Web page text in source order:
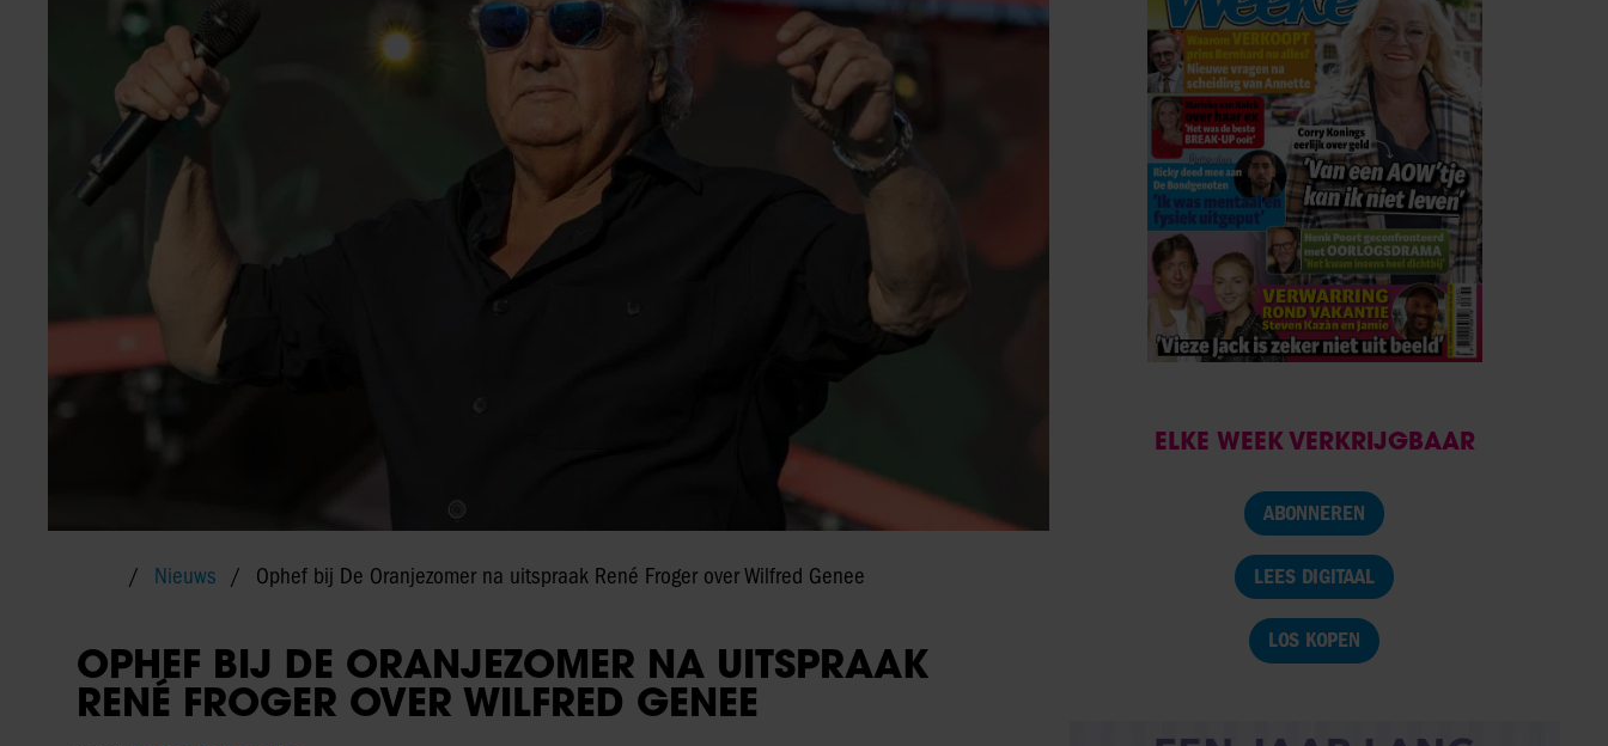
Nieuws Ophef bij De Oranjezomer na uitspraak René Froger over Wilfred Genee
OPHEF BIJ DE ORANJEZOMER NA UITSPRAAK
RENÉ FROGER OVER WILFRED GENEE
ELKE WEEK VERKRIJGBAAR
ABONNEREN
LEES DIGITAAL
LOS KOPEN